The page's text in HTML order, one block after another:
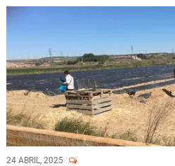
24 ABRIL, 2025